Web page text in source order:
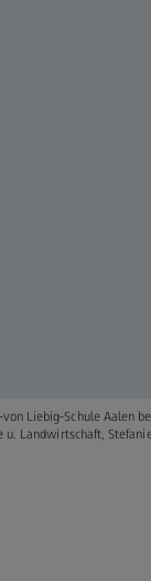
Liebig-Schule
u. Landwirtschaft,